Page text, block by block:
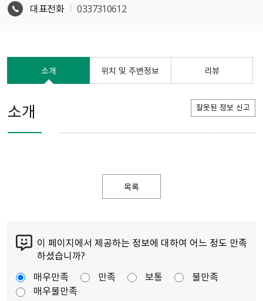
대표전화
0337310612
소개 위치 및 주변정보 리뷰
소개 잘못된 정보 신고
목록
이 페이지에서 제공하는 정보에 대하여 어느 정도 만족
하셨습니까?
매우만족
만족 보통
불만족
매우불만족